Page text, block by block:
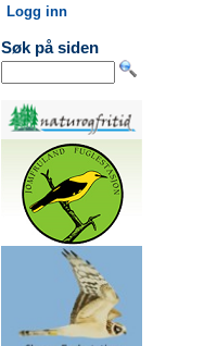
Logg inn
Søk på siden